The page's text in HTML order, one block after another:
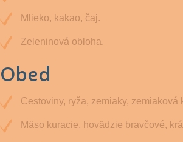
Mlieko, kakao, čaj.
Zeleninová obloha.
Obed
Cestoviny, ryža, zemiaky, zemiaková
Mäso kuracie, hovädzie bravčové,